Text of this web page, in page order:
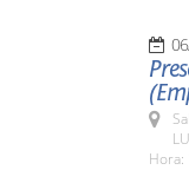
Hora: